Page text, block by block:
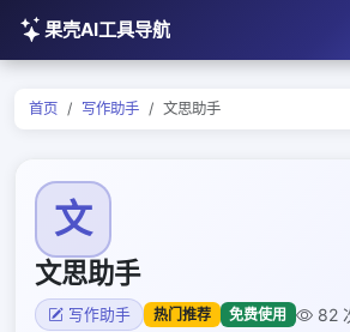
果壳AI工具导航
首页 写作助手 文思助手
文
文思助手
写作助手 热门推荐 免费使用 82